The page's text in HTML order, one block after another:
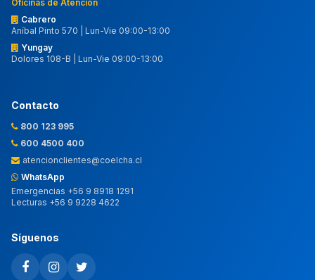
Oficinas de Atención
Cabrero
Aníbal Pinto 570 | Lun-Vie 09:00-13:00
Yungay
Dolores 108-B | Lun-Vie 09:00-13:00
Contacto
800 123 995
600 4500 400
atencionclientes@coelcha.cl
WhatsApp
Emergencias +56 9 8918 1291
Lecturas +56 9 9228 4622
Síguenos